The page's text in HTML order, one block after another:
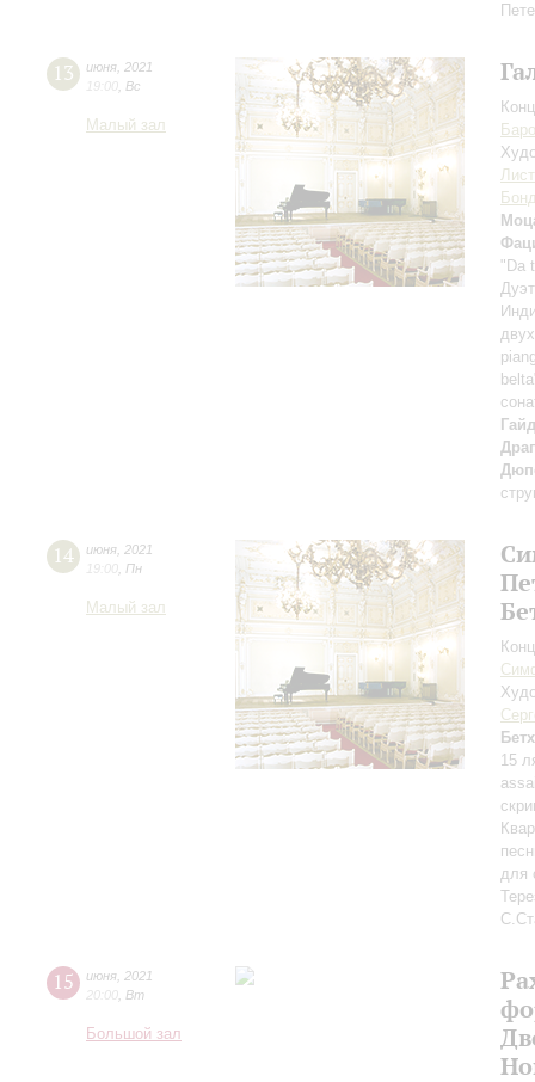
13 июня 2021
19:00 Вс
Малый зал
"Da
14 июня 2021
19:00 Пн
Малый зал
15
для
15 июня 2021
20:00 Вт
Большой зал